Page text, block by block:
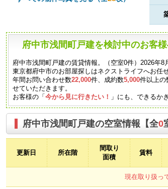
府中市浅間町戸建を検討中のお客
府中市浅間町戸建の賃貸情報。（空室0件）2026年8
東京都府中市のお部屋探しはネクストライフへお任
年間お問い合わせ数22,000件、成約数5,000件以上の
せていただきます。
お客様の「今から見に行きたい！ 」にも、できるか
府中市浅間町戸建の空室情報【全0
更新日 所在階
間取り
面積
賃料
現在取り扱っ